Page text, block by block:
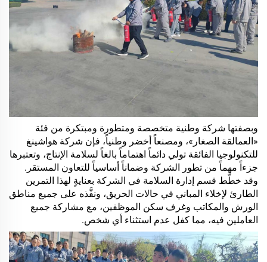
وبصفتها شركة وطنية متخصصة ومتطورة ومبتكرة من فئة
«العمالقة الصغار»، ومصنعاً أخضر وطنياً، فإن شركة هواشينغ
للتكنولوجيا الفائقة تولي دائماً اهتماماً بالغاً لسلامة الإنتاج، وتعتبرها
جزءاً مهماً من تطور الشركة وضماناً أساسياً للتعاون المستقر.
وقد خطَّط قسم إدارة السلامة في الشركة بعنايةٍ لهذا التمرين
الطارئ لإخلاء المباني في حالات الحريق، ونفَّذه على جميع مناطق
الورش والمكاتب وغرف سكن الموظفين، مع مشاركة جميع
العاملين فيه، مما كفل عدم استثناء أي شخص.